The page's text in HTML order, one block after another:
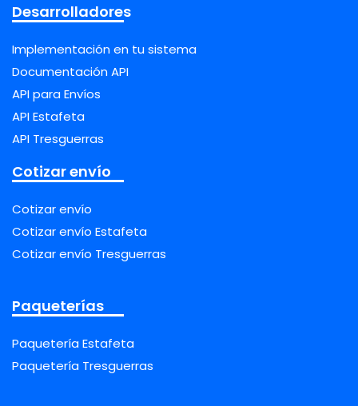
Desarrolladores
Implementación en tu sistema
Documentación API
API para Envíos
API Estafeta
API Tresguerras
Cotizar envío
Cotizar envío
Cotizar envío Estafeta
Cotizar envío Tresguerras
Paqueterías
Paquetería Estafeta
Paquetería Tresguerras